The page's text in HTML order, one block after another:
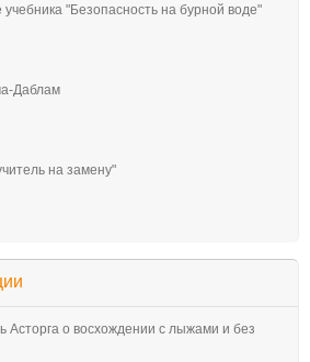
"Безопасность на бурной воде"
Даблам
на замену"
о восхождении с лыжами и без